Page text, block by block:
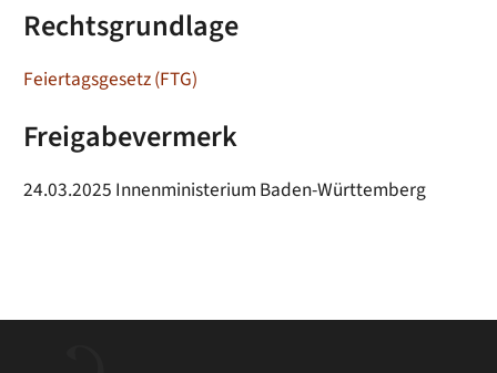
Rechtsgrundlage
Feiertagsgesetz (FTG)
Freigabevermerk
24.03.2025 Innenministerium Baden-Württemberg